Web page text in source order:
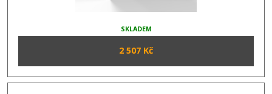
SKLADEM
2 507 Kč